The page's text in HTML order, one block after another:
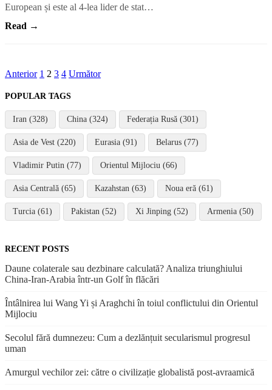
European și este al 4-lea lider de stat…
Read →
Paginație
articole
Anterior 1 2 3 4 Următor
POPULAR TAGS
Iran (328) China (324) Federația Rusă (301)
Asia de Vest (220) Eurasia (91) Belarus (77)
Vladimir Putin (77) Orientul Mijlociu (66)
Asia Centrală (65) Kazahstan (63) Noua eră (61)
Turcia (61) Pakistan (52) Xi Jinping (52) Armenia (50)
RECENT POSTS
Daune colaterale sau dezbinare calculată? Analiza triunghiului
China-Iran-Arabia într-un Golf în flăcări
Întâlnirea lui Wang Yi și Araghchi în toiul conflictului din Orientul
Mijlociu
Secolul fără dumnezeu: Cum a dezlănțuit secularismul progresul
uman
Amurgul vechilor zei: către o civilizație globalistă post-avraamică